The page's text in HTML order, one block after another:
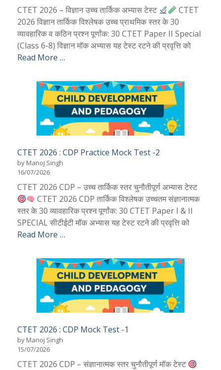
CTET 2026 – विज्ञान उच्च तार्किक अभ्यास टेस्ट
CTET
2026 विज्ञान तार्किक विश्लेषक उच्च प्राथमिक स्तर के 30
व्यावहारिक व कठिन प्रश्न पूर्णांक: 30 CTET Paper II Special
(Class 6-8) विज्ञान मॉक अभ्यास यह टेस्ट रटने की प्रवृत्ति को
Read More …
CTET 2026 : CDP Practice Mock Test -2
by Manoj Singh
16/07/2026
CTET 2026 CDP – उच्च तार्किक स्तर चुनौतीपूर्ण अभ्यास टेस्ट
CTET 2026 CDP तार्किक विश्लेषक उच्चतम संज्ञानात्मक
स्तर के 30 व्यावहारिक प्रश्न पूर्णांक: 30 CTET Paper I & II
SPECIAL सीटीईटी मॉक अभ्यास यह टेस्ट रटने की प्रवृत्ति को
Read More …
CTET 2026 : CDP Mock Test -1
by Manoj Singh
15/07/2026
CTET 2026 CDP – संज्ञानात्मक स्तर चुनौतीपूर्ण मॉक टेस्ट